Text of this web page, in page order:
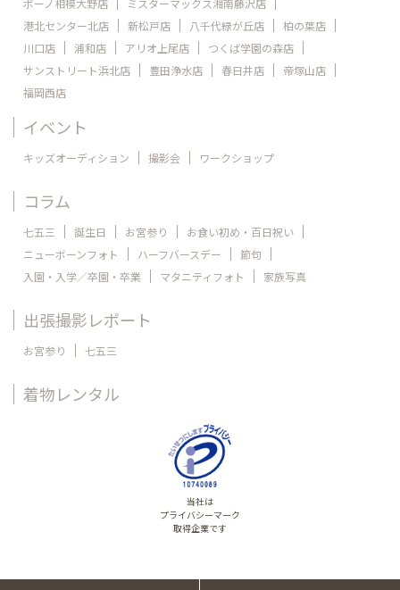
ボーノ相模大野店
ミスターマックス湘南藤沢店
港北センター北店
新松戸店 八千代緑が丘店
柏の葉店
川口店
浦和店 アリオ上尾店
つくば学園の森店
サンストリート浜北店
豊田浄水店 春日井店
帝塚山店
福岡西店
イベント
キッズオーディション 撮影会 ワークショップ
コラム
七五三 誕生日 お宮参り
お食い初め・百日祝い
ニューボーンフォト
ハーフバースデー
節句
入園・入学／卒園・卒業
マタニティフォト 家族写真
出張撮影レポート
お宮参り 七五三
着物レンタル
当社は
プライバシーマーク
取得企業です